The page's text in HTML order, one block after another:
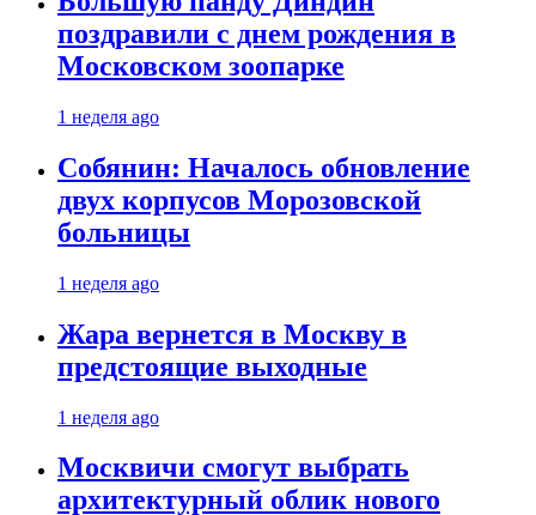
поздравили с днем рождения в
Московском зоопарке
1 неделя ago
Собянин: Началось обновление
двух корпусов Морозовской
больницы
1 неделя ago
Жара вернется в Москву в
предстоящие выходные
1 неделя ago
Москвичи смогут выбрать
архитектурный облик нового